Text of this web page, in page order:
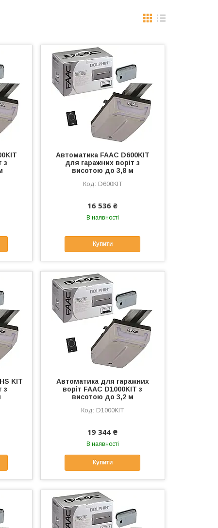
з
Автоматика FAAC D600KIT
для гаражних воріт з
висотою до 3,8 м
D600KIT
16 536 ₴
В наявності
Купити
KIT
з
Автоматика для гаражних
воріт FAAC D1000KIT з
висотою до 3,2 м
D1000KIT
19 344 ₴
В наявності
Купити